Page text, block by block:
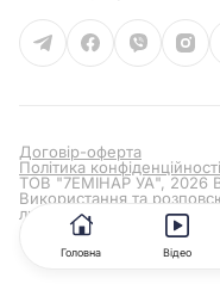
Договір-оферта
Політика конфіденційності
ТОВ "7ЕМІНАР УА", 2026
Використання та
лише за умови отримання
редакції сайту
7eminar.ua
Головна Відео